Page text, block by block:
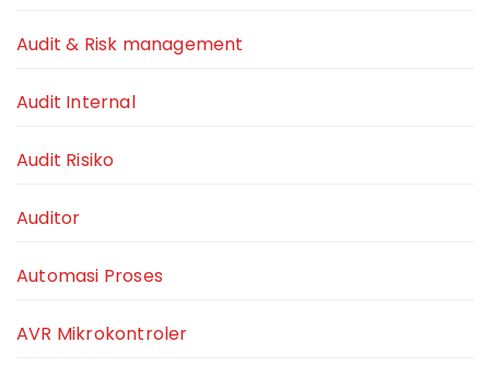
Audit & Risk management
Audit Internal
Audit Risiko
Auditor
Automasi Proses
AVR Mikrokontroler